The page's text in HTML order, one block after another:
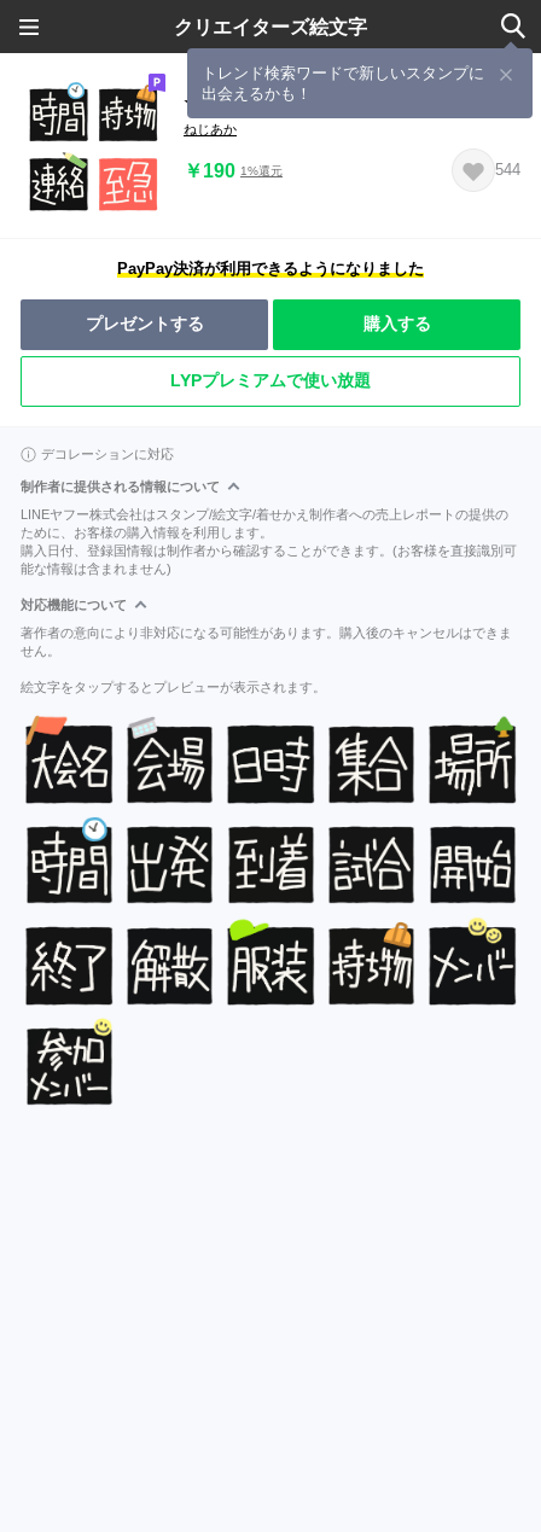
クリエイターズ絵文字
トレンド検索ワードで新しいスタンプに
出会えるかも！
★(旧)運動部のための連絡用絵文字★
ねじあか
￥190 1%還元 544
PayPay決済が利用できるようになりました
プレゼントする 購入する
LYPプレミアムで使い放題
デコレーションに対応
制作者に提供される情報について
LINEヤフー株式会社はスタンプ/絵文字/着せかえ制作者への売上レポートの提供の
ために、お客様の購入情報を利用します。
購入日付、登録国情報は制作者から確認することができます。(お客様を直接識別可
能な情報は含まれません)
対応機能について
著作者の意向により非対応になる可能性があります。購入後のキャンセルはできま
せん。
絵文字をタップするとプレビューが表示されます。